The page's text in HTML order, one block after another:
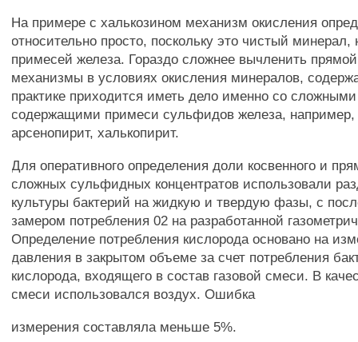
На примере с халькозином механизм окисления
относительно просто, поскольку это чистый
примесей железа. Гораздо сложнее вычленить
механизмы в условиях окисления минералов,
практике приходится иметь дело именно со
содержащими примеси сульфидов железа, например,
арсенопирит, халькопирит.
Для оперативного определения доли косвенного и
сложных сульфидных концентратов использовали
культуры бактерий на жидкую и твердую фазы, с
замером потребления 02 на разработанной
Определение потребления кислорода основано на
давления в закрытом объеме за счет потребления
кислорода, входящего в состав газовой смеси. В
смеси использовался воздух. Ошибка
измерения составляла меньше 5%.